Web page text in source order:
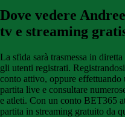
Dove vedere
tv e streaming
La sfida sarà trasmessa in
gli utenti registrati.
conto attivo, oppure effettuando
partita live e consultare
e atleti. Con un conto BET365
partita in streaming gratuito da